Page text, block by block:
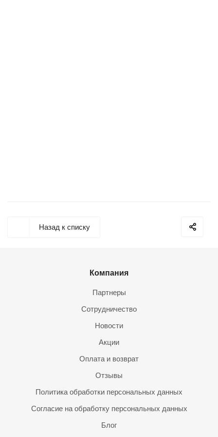
Назад к списку
Компания
Партнеры
Сотрудничество
Новости
Акции
Оплата и возврат
Отзывы
Политика обработки персональных данных
Согласие на обработку персональных данных
Блог